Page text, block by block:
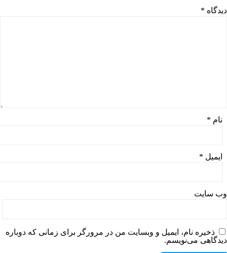
دیدگاه *
نام *
ایمیل *
وب‌ سایت
ذخیره نام، ایمیل و وبسایت من در مرورگر برای زمانی که دوباره
دیدگاهی می‌نویسم.